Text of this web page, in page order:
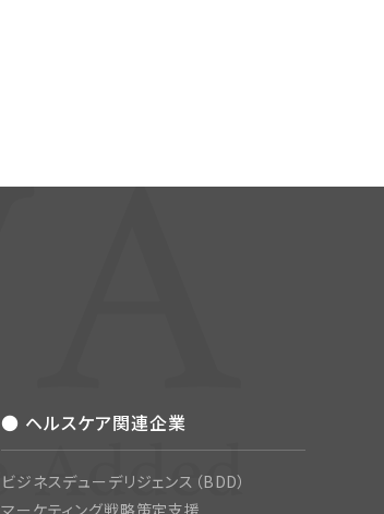
● ヘルスケア関連企業
ビジネスデューデリジェンス（BDD）
マーケティング戦略策定支援